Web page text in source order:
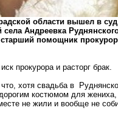
области вышел в
Андреевка
помощник
прокурора и расторг брак.
хотя свадьба в
костюмом для
не жили и вообще не